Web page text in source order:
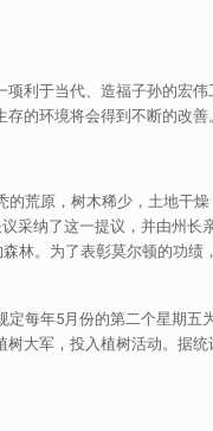
利于当代、造福子孙的宏
的环境将会得到不断的改善
荒原，树木稀少，土地干燥
采纳了这一提议，并由州
林。为了表彰莫尔顿的功绩
每年5月份的第二个星期五
大军，投入植树活动。据